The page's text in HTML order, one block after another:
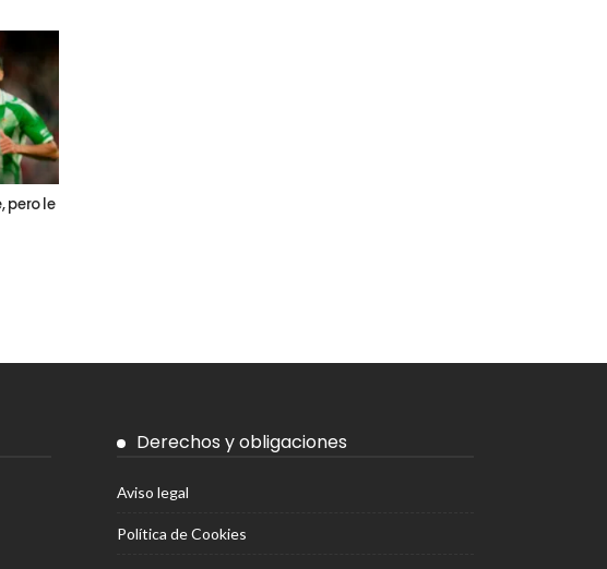
pero le
Derechos y obligaciones
Aviso legal
Política de Cookies